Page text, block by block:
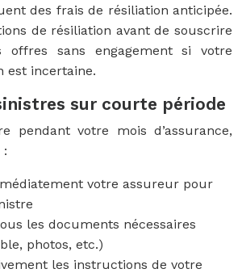
des frais de résiliation anticipée.
de résiliation avant de souscrire
offres sans engagement si votre
est incertaine.
sur courte période
pendant votre mois d’assurance,
:
votre assureur pour
les documents nécessaires
photos, etc.)
les instructions de votre